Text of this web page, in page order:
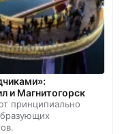
и Магнитогорск
принципиально